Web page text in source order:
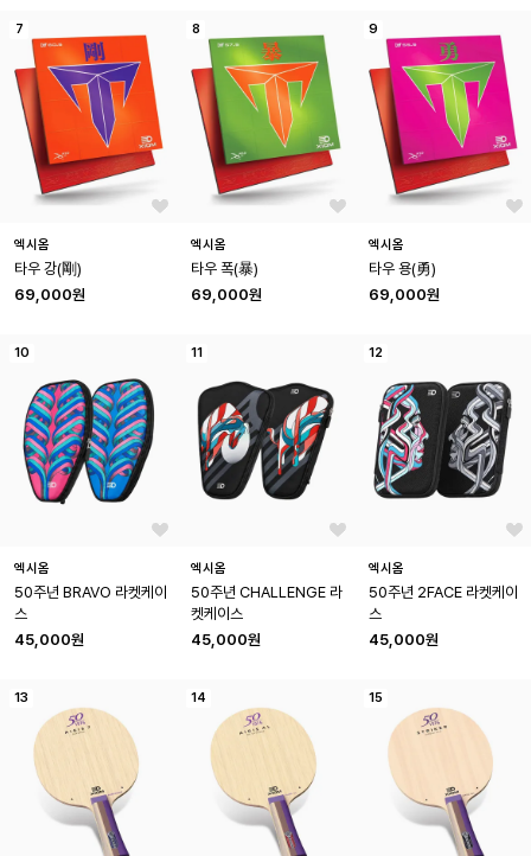
7
엑시옴
타우 강(剛)
69,000원
8
엑시옴
타우 폭(暴)
69,000원
9
엑시옴
타우 용(勇)
69,000원
10
엑시옴
50주년 BRAVO 라켓케이
스
45,000원
11
엑시옴
50주년 CHALLENGE 라
켓케이스
45,000원
12
엑시옴
50주년 2FACE 라켓케이
스
45,000원
13 14 15